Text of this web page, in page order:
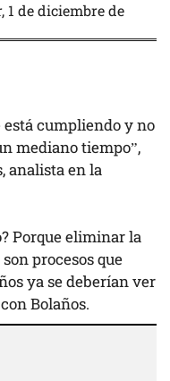
1 de diciembre de
está cumpliendo y no
mediano tiempo”,
analista en la
Porque eliminar la
procesos que
ya se deberían ver
Bolaños.